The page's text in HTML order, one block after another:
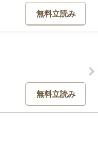
無料立読み
無料立読み